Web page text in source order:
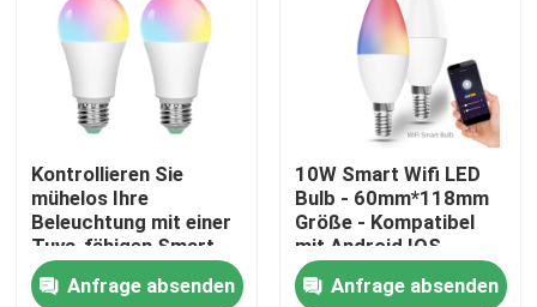
Haus
Kontrollieren Sie
mühelos Ihre
Beleuchtung mit einer
Tuya-fähigen Smart
Wifi LED-Bolle
Anfrage absenden
10W Smart Wifi LED
Bulb - 60mm*118mm
Größe - Kompatibel
mit Android IOS
Anfrage absenden